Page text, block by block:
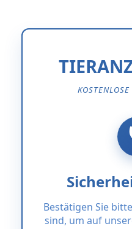
Bestätigen Sie
sind, um auf